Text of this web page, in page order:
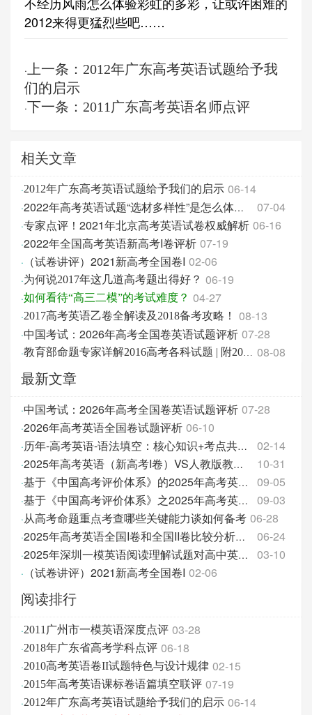
2012来得更猛烈些吧……
· 上一条：2012年广东高考英语试题给予我
们的启示
·下一条：2011广东高考英语名师点评
相关文章
·2012年广东高考英语试题给予我们的启示 06-14
· 2022年高考英语试题“选材多样性”是怎么体现的？ 07-04
·专家点评！2021年北京高考英语试卷权威解析 06-16
·2022年全国高考英语新高考I卷评析 07-19
· （试卷讲评）2021新高考全国卷I 02-06
·为何说2017年这几道高考题出得好？ 06-19
·如何看待“高三二模”的考试难度？ 04-27
·2017高考英语乙卷全解读及2018备考攻略！ 08-13
·中国考试：2026年高考全国卷英语试题评析 07-28
· 教育部命题专家详解2016高考各科试题 | 附2017高考各科备考启示！ 08-08
最新文章
·中国考试：2026年高考全国卷英语试题评析 07-28
·2026年高考英语全国卷试题评析 06-10
· 历年-高考英语-语法填空：核心知识+考点共性+真题汇 02-14
· 2025年高考英语（新高考I卷）VS人教版教材的话题 10-31
· 基于《中国高考评价体系》的2025年高考英语试题分析 09-05
· 基于《中国高考评价体系》之2025年高考英语试题分析 09-03
·从高考命题重点考查哪些关键能力谈如何备考 06-28
· 2025年高考英语全国I卷和全国II卷比较分析报告 06-24
· 2025年深圳一模英语阅读理解试题对高中英语教学的促 03-10
· （试卷讲评）2021新高考全国卷I 02-06
阅读排行
·2011广州市一模英语深度点评 03-28
·2018年广东省高考学科点评 06-18
·2010高考英语卷II试题特色与设计规律 02-15
·2015年高考英语课标卷语篇填空联评 07-19
·2012年广东高考英语试题给予我们的启示 06-14